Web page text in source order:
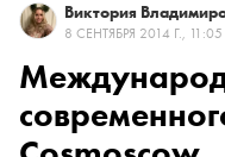
Виктория
8 СЕНТЯБРЯ 2014 Г., 11:05